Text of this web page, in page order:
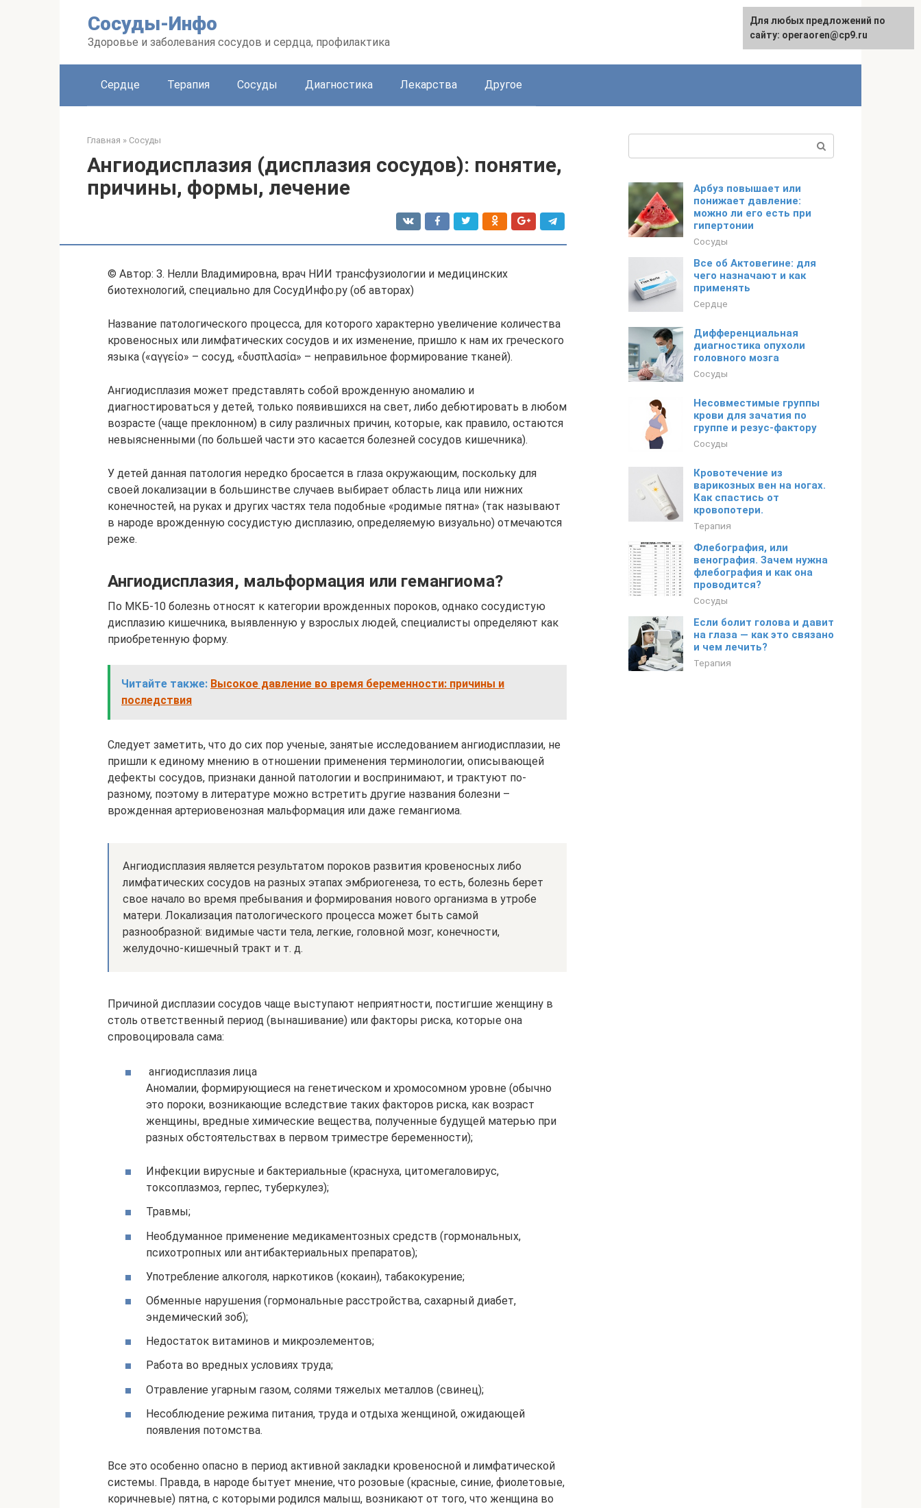
Сосуды-Инфо
Здоровье и заболевания сосудов и сердца, профилактика
Сердце Терапия Сосуды Диагностика Лекарства Другое
Главная » Сосуды
Ангиодисплазия (дисплазия сосудов): понятие,
причины, формы, лечение
© Автор: З. Нелли Владимировна, врач НИИ трансфузиологии и медицинских
биотехнологий, специально для СосудИнфо.ру (об авторах)
Название патологического процесса, для которого характерно увеличение количества
кровеносных или лимфатических сосудов и их изменение, пришло к нам их греческого
языка («αγγείο» – сосуд, «δυσπλασία» – неправильное формирование тканей).
Ангиодисплазия может представлять собой врожденную аномалию и
диагностироваться у детей, только появившихся на свет, либо дебютировать в любом
возрасте (чаще преклонном) в силу различных причин, которые, как правило, остаются
невыясненными (по большей части это касается болезней сосудов кишечника).
У детей данная патология нередко бросается в глаза окружающим, поскольку для
своей локализации в большинстве случаев выбирает область лица или нижних
конечностей, на руках и других частях тела подобные «родимые пятна» (так называют
в народе врожденную сосудистую дисплазию, определяемую визуально) отмечаются
реже.
Ангиодисплазия, мальформация или гемангиома?
По МКБ-10 болезнь относят к категории врожденных пороков, однако сосудистую
дисплазию кишечника, выявленную у взрослых людей, специалисты определяют как
приобретенную форму.
Читайте также: Высокое давление во время беременности: причины и
последствия
Следует заметить, что до сих пор ученые, занятые исследованием ангиодисплазии, не
пришли к единому мнению в отношении применения терминологии, описывающей
дефекты сосудов, признаки данной патологии и воспринимают, и трактуют по-
разному, поэтому в литературе можно встретить другие названия болезни –
врожденная артериовенозная мальформация или даже гемангиома.
Ангиодисплазия является результатом пороков развития кровеносных либо
лимфатических сосудов на разных этапах эмбриогенеза, то есть, болезнь берет
свое начало во время пребывания и формирования нового организма в утробе
матери. Локализация патологического процесса может быть самой
разнообразной: видимые части тела, легкие, головной мозг, конечности,
желудочно-кишечный тракт и т. д.
Причиной дисплазии сосудов чаще выступают неприятности, постигшие женщину в
столь ответственный период (вынашивание) или факторы риска, которые она
спровоцировала сама:
ангиодисплазия лица
Аномалии, формирующиеся на генетическом и хромосомном уровне (обычно
это пороки, возникающие вследствие таких факторов риска, как возраст
женщины, вредные химические вещества, полученные будущей матерью при
разных обстоятельствах в первом триместре беременности);
Инфекции вирусные и бактериальные (краснуха, цитомегаловирус,
токсоплазмоз, герпес, туберкулез);
Травмы;
Необдуманное применение медикаментозных средств (гормональных,
психотропных или антибактериальных препаратов);
Употребление алкоголя, наркотиков (кокаин), табакокурение;
Обменные нарушения (гормональные расстройства, сахарный диабет,
эндемический зоб);
Недостаток витаминов и микроэлементов;
Работа во вредных условиях труда;
Отравление угарным газом, солями тяжелых металлов (свинец);
Несоблюдение режима питания, труда и отдыха женщиной, ожидающей
появления потомства.
Все это особенно опасно в период активной закладки кровеносной и лимфатической
системы. Правда, в народе бытует мнение, что розовые (красные, синие, фиолетовые,
коричневые) пятна, с которыми родился малыш, возникают от того, что женщина во
Арбуз повышает или
понижает давление:
можно ли его есть при
гипертонии
Сосуды
Все об Актовегине: для
чего назначают и как
применять
Сердце
Дифференциальная
диагностика опухоли
головного мозга
Сосуды
Несовместимые группы
крови для зачатия по
группе и резус-фактору
Сосуды
Кровотечение из
варикозных вен на ногах.
Как спастись от
кровопотери.
Терапия
Флебография, или
венография. Зачем нужна
флебография и как она
проводится?
Сосуды
Если болит голова и давит
на глаза — как это связано
и чем лечить?
Терапия
Для любых предложений по
сайту: operaoren@cp9.ru